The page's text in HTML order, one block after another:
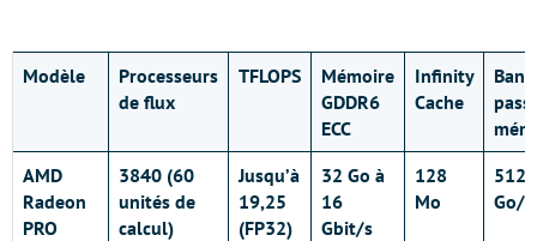
Modèle
Processeurs
de flux
TFLOPS
Mémoire
GDDR6
ECC
Infinity
Cache
AMD
Radeon
PRO
3840 (60
unités de
calcul)
Jusqu’à
19,25
(FP32)
32 Go à
16
Gbit/s
128
Mo
512
Go/s